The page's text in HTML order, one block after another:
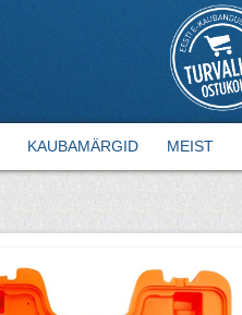
KAUBAMÄRGID MEIST